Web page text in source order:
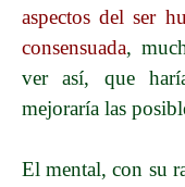
aspectos del ser
consensuada,
ver así, que
mejoraría las
El mental, con su